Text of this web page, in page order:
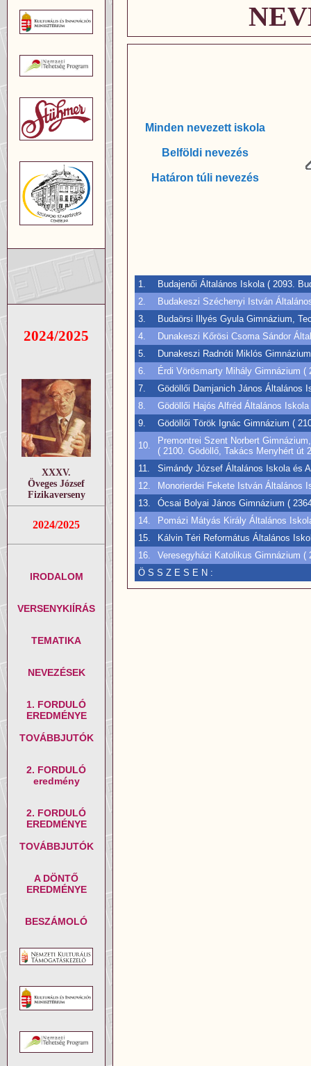
2024/2025
XXXV.
Öveges József
Fizikaverseny
2024/2025
IRODALOM
VERSENYKIÍRÁS
TEMATIKA
NEVEZÉSEK
1. FORDULÓ
EREDMÉNYE
TOVÁBBJUTÓK
2. FORDULÓ
eredmény
2. FORDULÓ
EREDMÉNYE
TOVÁBBJUTÓK
A DÖNTŐ
EREDMÉNYE
BESZÁMOLÓ
Minden nevezett iskola
Belföldi nevezés
Határon túli nevezés
1.
Budajenői Általános Iskola ( 2093.
2.
Budakeszi Széchenyi István
3.
Budaörsi Illyés Gyula Gimnázium,
4.
Dunakeszi Kőrösi Csoma Sándor
5.
Dunakeszi Radnóti Miklós
6.
Érdi Vörösmarty Mihály Gimnázium
7.
Gödöllői Damjanich János Általános
8.
Gödöllői Hajós Alfréd Általános
9.
Gödöllői Török Ignác Gimnázium (
10.
Premontrei Szent Norbert
( 2100. Gödöllő, Takács Menyhért út
11.
Simándy József Általános Iskola és
12.
Monorierdei Fekete István Általános
13.
Ócsai Bolyai János Gimnázium (
14.
Pomázi Mátyás Király Általános
15.
Kálvin Téri Református Általános
16.
Veresegyházi Katolikus Gimnázium (
Ö S S Z E S E N :